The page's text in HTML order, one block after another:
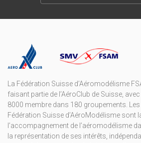
La Fédération Suisse d’Aéromodélisme
faisant partie de l’AéroClub de Suisse,
8000 membre dans 180 groupements.
Fédération Suisse d’AéroModélisme sont
l’accompagnement de l’aéromodélisme
la représentation de ses intérêts,